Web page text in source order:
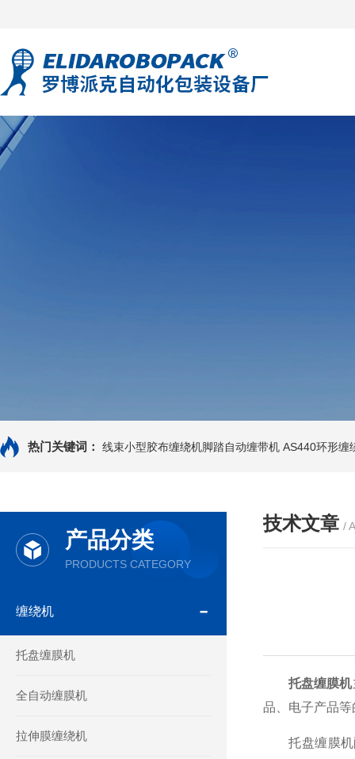
热门关键词： 线束小型胶布缠绕机脚踏自动缠带机 AS440环形缠
产品分类
PRODUCTS CATEGORY
缠绕机
托盘缠膜机
全自动缠膜机
拉伸膜缠绕机
技术文章 /
托盘缠膜机
品、电子产品
托盘缠膜机配